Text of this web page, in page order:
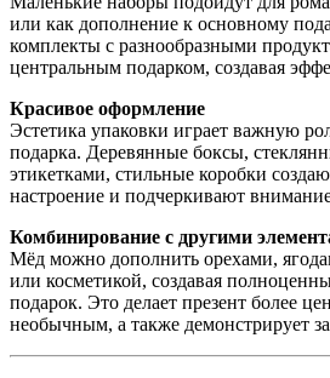
или как дополнение к основному
комплекты с разнообразными
центральным подарком, создавая
Красивое оформление
Эстетика упаковки играет важную
подарка. Деревянные боксы,
этикетками, стильные коробки
настроение и подчеркивают
Комбинирование с другими
Мёд можно дополнить орехами,
или косметикой, создавая
подарок. Это делает презент более
необычным, а также демонстрирует